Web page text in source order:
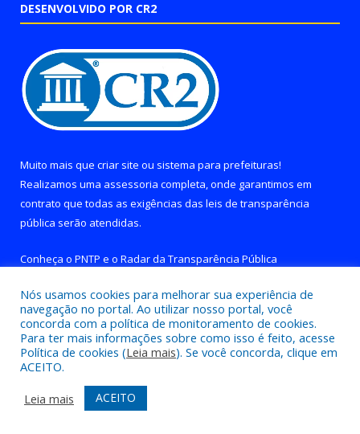
DESENVOLVIDO POR CR2
Muito mais que criar site ou sistema para prefeituras!
Realizamos uma assessoria completa, onde garantimos em
contrato que todas as exigências das leis de transparência
pública serão atendidas.
Conheça o PNTP e o Radar da Transparência Pública
Todos os direitos reservados a Prefeitura de Brejo Grande do
Araguaia.
Mapa do Site
Acessar Área Administrativa
Acessar Webmail
Nós usamos cookies para melhorar sua experiência de
navegação no portal. Ao utilizar nosso portal, você
concorda com a política de monitoramento de cookies.
Para ter mais informações sobre como isso é feito, acesse
Política de cookies (Leia mais). Se você concorda, clique em
ACEITO.
Leia mais
ACEITO